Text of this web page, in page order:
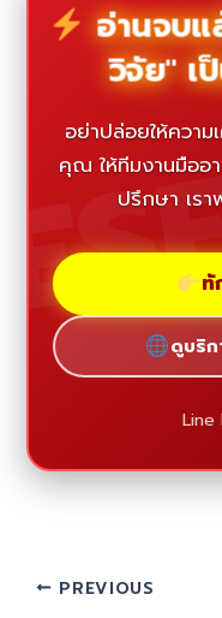
อ่านจบแ
วิจัย" เ
อย่าปล่อยให้ความ
คุณ ให้ทีมงานมืออ
ปรึกษา เร
ทั
ดูบริก
Line
PREVIOUS